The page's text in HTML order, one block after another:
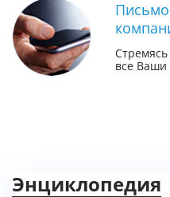
Письмо
все Ваши
Энциклопедия